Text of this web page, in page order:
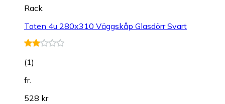
Rack
Toten 4u 280x310 Väggskåp Glasdörr Svart
(1)
fr.
528 kr